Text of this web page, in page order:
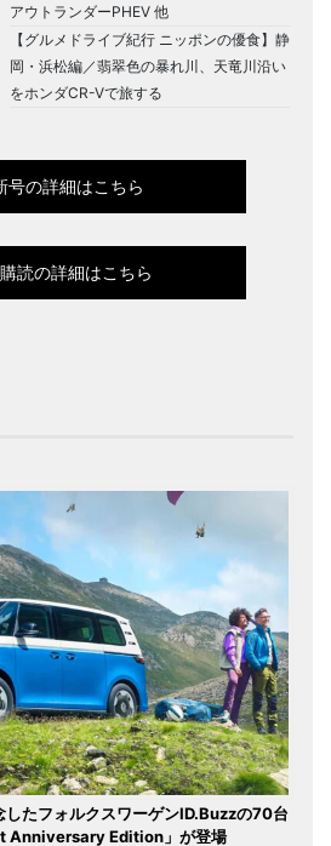
アウトランダーPHEV 他
【グルメドライブ紀行 ニッポンの優食】静
岡・浜松編／翡翠色の暴れ川、天竜川沿い
をホンダCR-Vで旅する
号の詳細はこちら
読の詳細はこちら
したフォルクスワーゲンID.Buzzの70台
Anniversary Edition」が登場